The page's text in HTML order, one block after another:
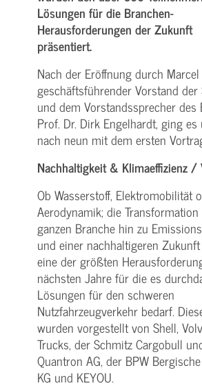
Lösungen für die Branchen-
Herausforderungen der Zukunft
präsentiert.
Nach der Eröffnung durch
geschäftsführender Vorstand der
und dem Vorstandssprecher des
Prof. Dr. Dirk Engelhardt, ging
nach neun mit dem ersten
Nachhaltigkeit & Klimaeffizienz /
Ob Wasserstoff, Elektromobilität
Aerodynamik; die
ganzen Branche hin zu
und einer nachhaltigeren
eine der größten
nächsten Jahre für die es
Lösungen für den schweren
Nutzfahrzeugverkehr bedarf.
wurden vorgestellt von Shell,
Trucks, der Schmitz Cargobull
Quantron AG, der BPW
KG und KEYOU.